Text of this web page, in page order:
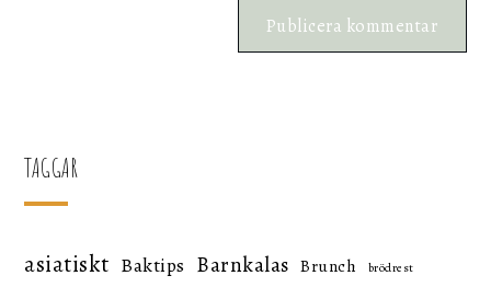
TAGGAR
asiatiskt Baktips Barnkalas Brunch brödrest